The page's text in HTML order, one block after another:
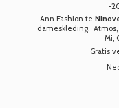
-
Ann Fashion te
dameskleding. Atmos,
Mi,
Gratis